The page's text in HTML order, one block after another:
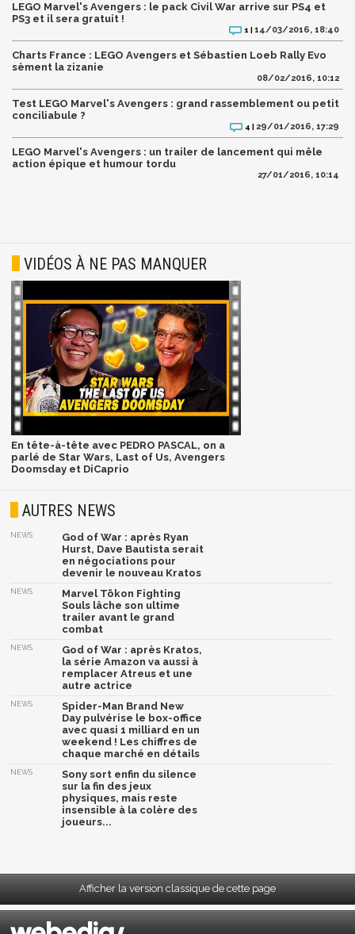
LEGO Marvel's Avengers : le pack Civil War arrive sur PS4 et
PS3 et il sera gratuit !
1 | 14/03/2016, 18:40
Charts France : LEGO Avengers et Sébastien Loeb Rally Evo
sèment la zizanie
08/02/2016, 10:12
Test LEGO Marvel's Avengers : grand rassemblement ou petit
conciliabule ?
4 | 29/01/2016, 17:29
LEGO Marvel's Avengers : un trailer de lancement qui mêle
action épique et humour tordu
27/01/2016, 10:14
VIDÉOS À NE PAS MANQUER
En tête-à-tête avec PEDRO PASCAL, on a
parlé de Star Wars, Last of Us, Avengers
Doomsday et DiCaprio
AUTRES NEWS
NEWS
God of War : après Ryan
Hurst, Dave Bautista serait
en négociations pour
devenir le nouveau Kratos
NEWS
Marvel Tōkon Fighting
Souls lâche son ultime
trailer avant le grand
combat
NEWS
God of War : après Kratos,
la série Amazon va aussi à
remplacer Atreus et une
autre actrice
NEWS
Spider-Man Brand New
Day pulvérise le box-office
avec quasi 1 milliard en un
weekend ! Les chiffres de
chaque marché en détails
NEWS
Sony sort enfin du silence
sur la fin des jeux
physiques, mais reste
insensible à la colère des
joueurs...
Afficher la version classique de cette page